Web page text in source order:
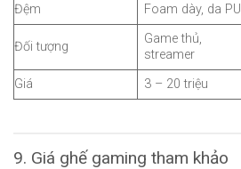
Đệm
Foam dày, da PU
Đối tượng
Game thủ,
streamer
Giá 3 – 20 triệu
9. Giá ghế gaming tham khảo